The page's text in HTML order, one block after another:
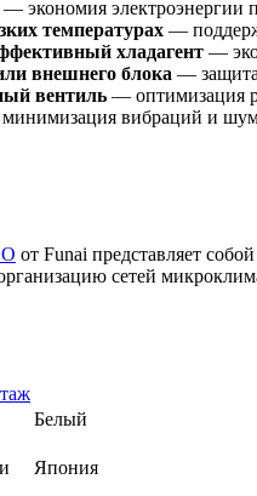
— экономия электроэнергии
температурах —
хладагент —
внешнего блока —
вентиль — оптимизация
вибраций и
от Funai представляет
сетей
Белый
Япония